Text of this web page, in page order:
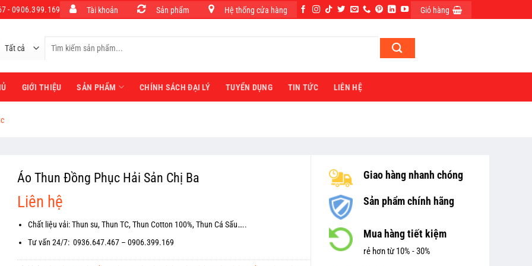
- 0906.399.169 Tài khoản Sản phẩm Hệ thống cửa hàng Giỏ hàng
kiếm:
GIỚI THIỆU SẢN PHẨM CHÍNH SÁCH ĐẠI LÝ TUYỂN DỤNG TIN TỨC LIÊN HỆ
Giao hàng nhanh chóng
Sản phẩm chính hãng
Mua hàng tiết kiệm
rẻ hơn từ 10% - 30%
Áo Thun Đồng Phục Hải Sản Chị Ba
Liên hệ
Chất liệu vải: Thun su, Thun TC, Thun Cotton 100%, Thun Cá Sấu…..
Tư vấn 24/7: 0936.647.467 – 0906.399.169